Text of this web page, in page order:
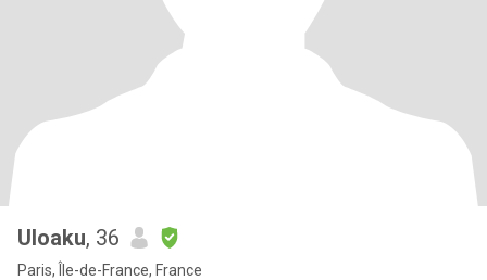
Uloaku, 36
Paris, Île-de-France, France